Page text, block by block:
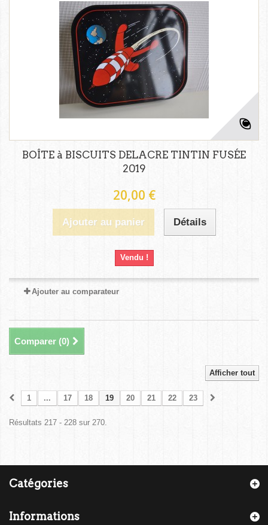
BOÎTE à BISCUITS DELACRE TINTIN FUSÉE
2019
20,00 €
Ajouter au panier Détails
Vendu !
Ajouter au comparateur
Comparer (0)
Afficher tout
1 ... 17 18 19 20 21 22 23
Résultats 217 - 228 sur 270.
Catégories
Informations